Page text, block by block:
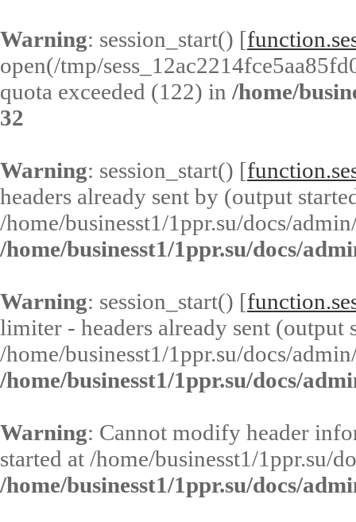
Warning: session_start() [
open(/tmp/
quota exceeded (122) in /home/
32
Warning: session_start() [
headers already sent by (output
/home/businesst1/1ppr.su/docs/
/home/businesst1/1ppr.su/docs/
Warning: session_start() [
limiter - headers already sent (output
/home/businesst1/1ppr.su/docs/
/home/businesst1/1ppr.su/docs/
Warning: Cannot modify header
started at /home/businesst1/1ppr.su/
/home/businesst1/1ppr.su/docs/